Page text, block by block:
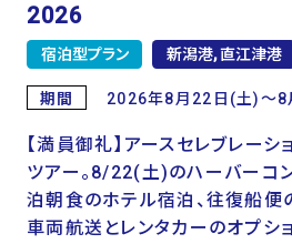
2026
宿泊型プラン 新潟港, 直江津港
期間 2026年8月22日(土)～8
【満員御礼】アースセレブレー
ツアー。8/22(土)のハーバーコン
泊朝食のホテル宿泊、往復船便
車両航送とレンタカーのオプシ